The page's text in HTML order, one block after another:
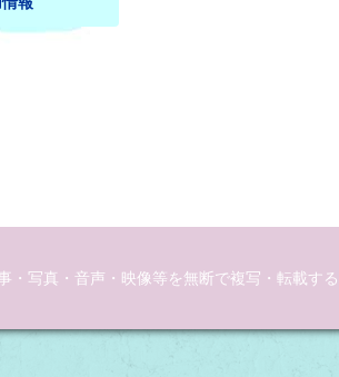
・写真・音声・映像等を無断で複写・転載